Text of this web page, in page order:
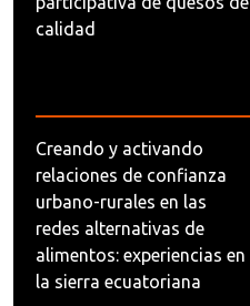
calidad
Creando y activando
relaciones de confianza
urbano-rurales en las
redes alternativas de
alimentos: experiencias en
la sierra ecuatoriana